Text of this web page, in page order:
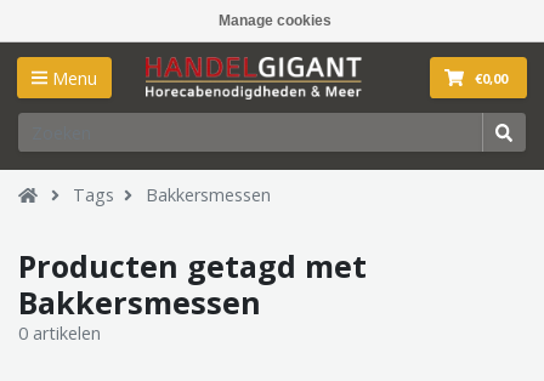
Manage cookies
Menu €0,00
Tags Bakkersmessen
Producten getagd met
Bakkersmessen
0 artikelen